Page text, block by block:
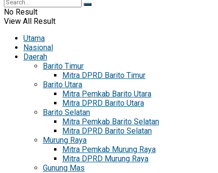
No Result
View All Result
Utama
Nasional
Daerah
Barito Timur
Mitra DPRD Barito Timur
Barito Utara
Mitra Pemkab Barito Utara
Mitra DPRD Barito Utara
Barito Selatan
Mitra Pemkab Barito Selatan
Mitra DPRD Barito Selatan
Murung Raya
Mitra Pemkab Murung Raya
Mitra DPRD Murung Raya
Gunung Mas